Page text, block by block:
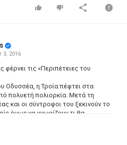
3, 2016
τις «Περιπέτειες του
Οδυσσέα, η Τροία πέφτει στα
πολυετή πολιορκία. Μετά τη
και οι σύντροφοι του ξεκινούν το
όμως να γνωρίζουν τι θα